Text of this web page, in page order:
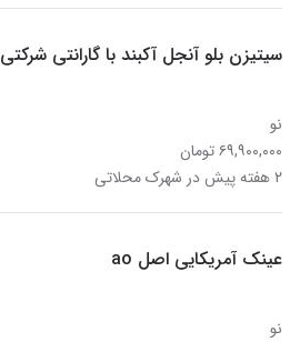
سیتیزن بلو آنجل آکبند با گارانتی شرکتی
نو
۶۹,۹۰۰,۰۰۰ تومان
۲ هفته پیش در شهرک محلاتی
عینک آمریکایی اصل ao
نو